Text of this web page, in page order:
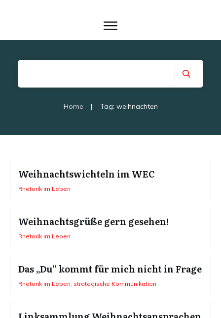
Home | Tag: weihnachten
Weihnachtswichteln im WEC
Rhetorik im Leben
Weihnachtsgrüße gern gesehen!
Rhetorik im Leben
Das „Du“ kommt für mich nicht in Frage
Rhetorik im Leben strategische Kommunikation